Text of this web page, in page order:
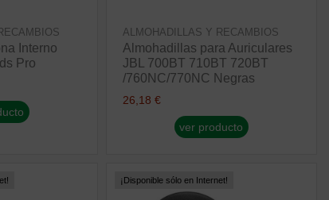
Interno
Pro
ALMOHADILLAS Y RECAMBIOS
Almohadillas para Auriculares
JBL 700BT 710BT 720BT
/760NC/770NC Negras
26,18 €
ver producto
¡Disponible sólo en Internet!